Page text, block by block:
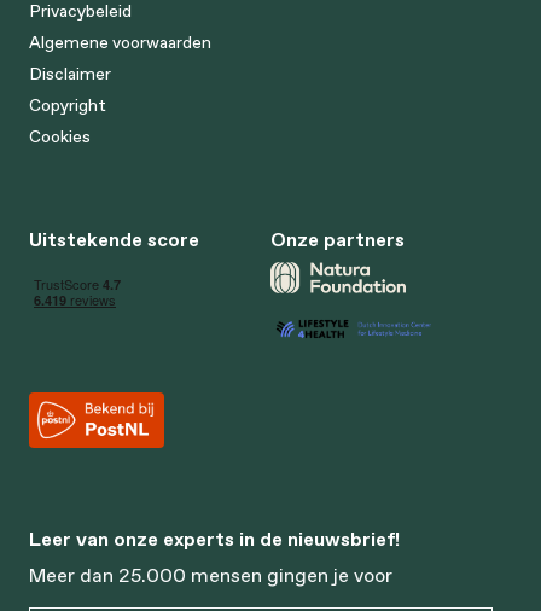
Privacybeleid
Algemene voorwaarden
Disclaimer
Copyright
Cookies
Uitstekende score Onze partners
Leer van onze experts in de nieuwsbrief!
Meer dan 25.000 mensen gingen je voor